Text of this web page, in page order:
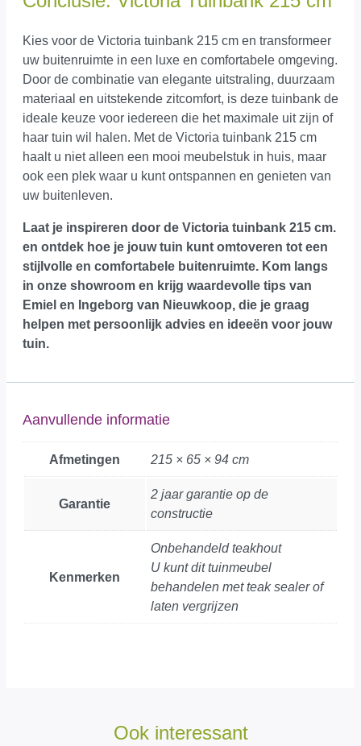
Kies voor de Victoria tuinbank 215 cm en transformeer
uw buitenruimte in een luxe en comfortabele omgeving.
Door de combinatie van elegante uitstraling, duurzaam
materiaal en uitstekende zitcomfort, is deze tuinbank de
ideale keuze voor iedereen die het maximale uit zijn of
haar tuin wil halen. Met de Victoria tuinbank 215 cm
haalt u niet alleen een mooi meubelstuk in huis, maar
ook een plek waar u kunt ontspannen en genieten van
uw buitenleven.
Laat je inspireren door de Victoria tuinbank 215 cm.
en ontdek hoe je jouw tuin kunt omtoveren tot een
stijlvolle en comfortabele buitenruimte. Kom langs
in onze showroom en krijg waardevolle tips van
Emiel en Ingeborg van Nieuwkoop, die je graag
helpen met persoonlijk advies en ideeën voor jouw
tuin.
Aanvullende informatie
Afmetingen 215 × 65 × 94 cm
Garantie
2 jaar garantie op de
constructie
Kenmerken
Onbehandeld teakhout
U kunt dit tuinmeubel
behandelen met teak sealer of
laten vergrijzen
Ook interessant